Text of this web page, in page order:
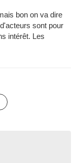
bon on va dire
sont pour
intérêt. Les